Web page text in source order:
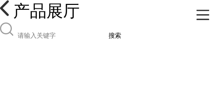
产品展厅
搜索